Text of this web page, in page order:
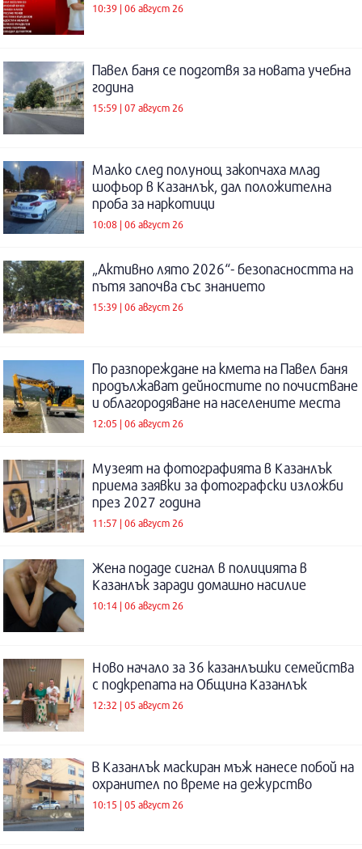
10:39 | 06 август 26
Павел баня се подготвя за новата учебна
година
15:59 | 07 август 26
Малко след полунощ закопчаха млад
шофьор в Казанлък, дал положителна
проба за наркотици
10:08 | 06 август 26
„Активно лято 2026“- безопасността на
пътя започва със знанието
15:39 | 06 август 26
По разпореждане на кмета на Павел баня
продължават дейностите по почистване
и облагородяване на населените места
12:05 | 06 август 26
Музеят на фотографията в Казанлък
приема заявки за фотографски изложби
през 2027 година
11:57 | 06 август 26
Жена подаде сигнал в полицията в
Казанлък заради домашно насилие
10:14 | 06 август 26
Ново начало за 36 казанлъшки семейства
с подкрепата на Община Казанлък
12:32 | 05 август 26
В Казанлък маскиран мъж нанесе побой на
охранител по време на дежурство
10:15 | 05 август 26